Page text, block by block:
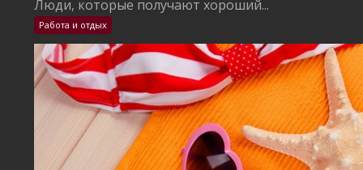
Люди, которые получают хороший...
Работа и отдых